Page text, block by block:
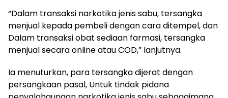
“Dalam transaksi narkotika jenis sabu, tersangka
menjual kepada pembeli dengan cara ditempel, dan
Dalam transaksi obat sediaan farmasi, tersangka
menjual secara online atau COD,” lanjutnya.
Ia menuturkan, para tersangka dijerat dengan
persangkaan pasal, Untuk tindak pidana